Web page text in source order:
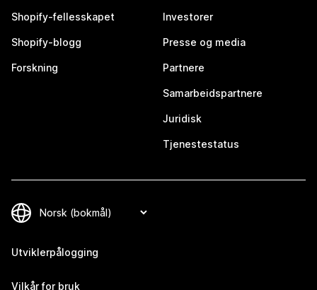
Shopify-fellesskapet
Shopify-blogg
Forskning
Investorer
Presse og media
Partnere
Samarbeidspartnere
Juridisk
Tjenestestatus
Utviklerpålogging
Vilkår for bruk